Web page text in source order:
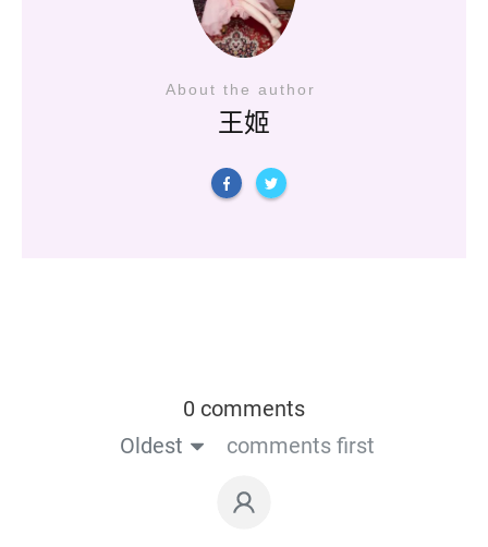
About the author
王姬
0 comments
Oldest
comments first